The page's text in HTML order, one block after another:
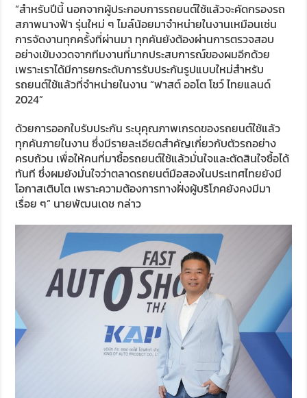
“สำหรับปีนี้ นอกจากผู้ประกอบการรถยนต์ใช้แล้วจะคัดกรองรถ
สภาพนางฟ้า รุ่นใหม่ ๆ ไมล์น้อยมาจำหน่ายในงานเหมือนเช่น
การจัดงานทุกครั้งที่ผ่านมา ทุกคันยังต้องผ่านการตรวจสอบ
อย่างเข้มงวดจากทีมงานที่มากประสบการณ์ของผมอีกด้วย
เพราะเราได้มีการยกระดับการรับประกันรูปแบบใหม่สำหรับ
รถยนต์ใช้แล้วที่จำหน่ายในงาน “ฟาสต์ ออโต โชว์ ไทยแลนด์
2024”
ด้วยการออกใบรับประกัน ระบุคุณภาพเกรดของรถยนต์ใช้แล้ว
ทุกคันภายในงาน ซึ่งมีรายละเอียดสำคัญเกี่ยวกับตัวรถอย่าง
ครบถ้วน เพื่อให้คนที่มาซื้อรถยนต์ใช้แล้วมั่นใจและตัดสินใจซื้อได้
ทันที ซึ่งผมยังมั่นใจว่าตลาดรถยนต์มือสองในประเทศไทยยังมี
โอกาสเติบโต เพราะความต้องการทางฝั่งผู้บริโภคยังคงมีมา
เรื่อย ๆ” นายพัฒนเดช กล่าว